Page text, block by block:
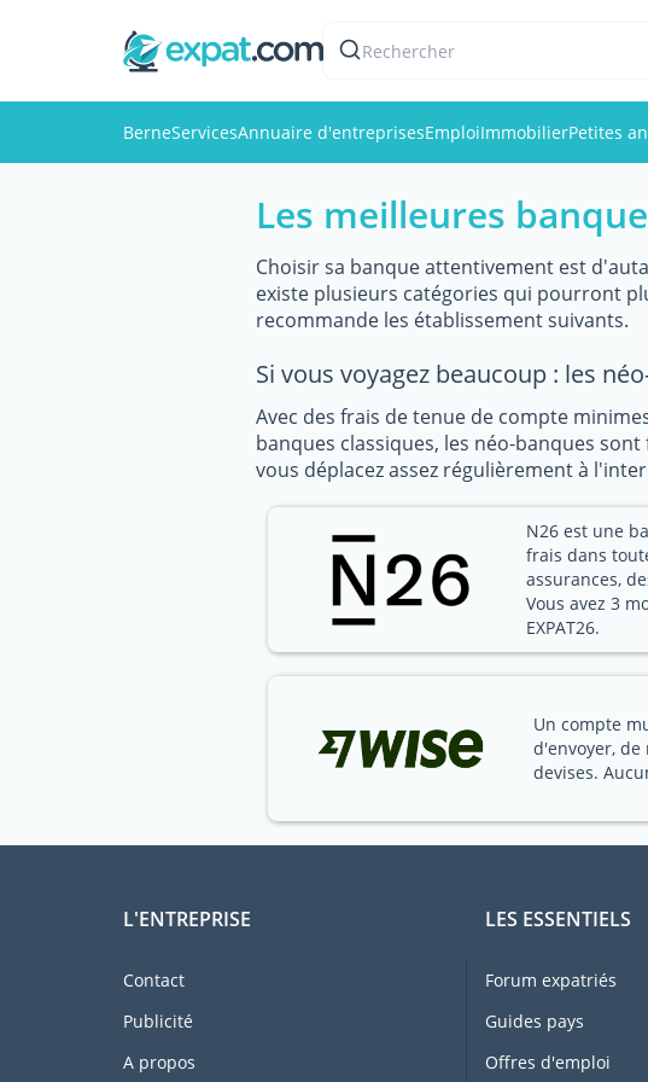
Rechercher
BerneServicesAnnuaire d'entreprisesEmploiImmobilierPetites
Les meilleures
Choisir sa banque attentivement est
existe plusieurs catégories qui pourront
recommande les établissement suivants.
Si vous voyagez beaucoup : les
Avec des frais de tenue de compte
banques classiques, les néo-banques
vous déplacez assez régulièrement à
N26 est une
frais dans
assurances,
Vous avez 3
EXPAT26.
Un compte
d'envoyer,
devises.
L'ENTREPRISE
Contact
Publicité
A propos
LES ESSENTIELS
Forum expatriés
Guides pays
Offres d'emploi